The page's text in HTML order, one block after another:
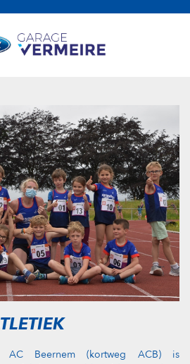
AC Beernem (kortweg ACB) is